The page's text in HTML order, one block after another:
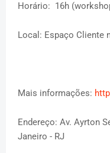
Horário: 16h
Local: Espaço Cliente
Mais informações:
Endereço: Av. Ayrton
Janeiro - RJ